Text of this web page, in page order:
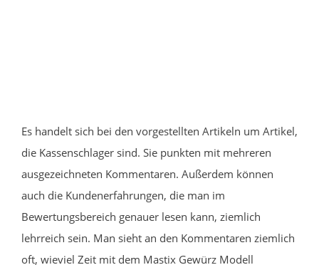
Es handelt sich bei den vorgestellten Artikeln um Artikel,
die Kassenschlager sind. Sie punkten mit mehreren
ausgezeichneten Kommentaren. Außerdem können
auch die Kundenerfahrungen, die man im
Bewertungsbereich genauer lesen kann, ziemlich
lehrreich sein. Man sieht an den Kommentaren ziemlich
oft, wieviel Zeit mit dem Mastix Gewürz Modell